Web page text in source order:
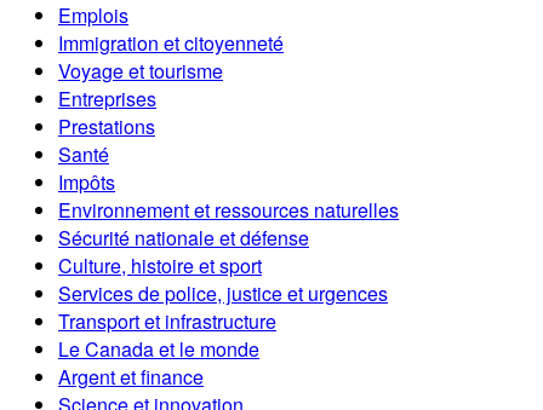
Emplois
Immigration et citoyenneté
Voyage et tourisme
Entreprises
Prestations
Santé
Impôts
Environnement et ressources naturelles
Sécurité nationale et défense
Culture, histoire et sport
Services de police, justice et urgences
Transport et infrastructure
Le Canada et le monde
Argent et finance